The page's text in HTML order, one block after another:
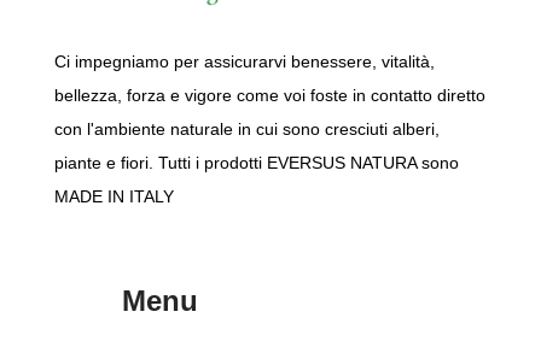
Ci impegniamo per assicurarvi benessere, vitalità,
bellezza, forza e vigore come voi foste in contatto diretto
con l'ambiente naturale in cui sono cresciuti alberi,
piante e fiori. Tutti i prodotti EVERSUS NATURA sono
MADE IN ITALY
Menu